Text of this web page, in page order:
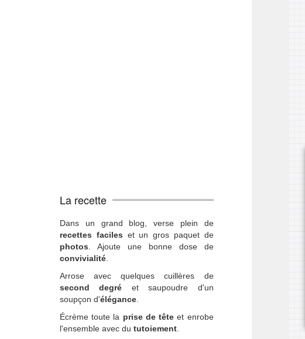
La recette
Dans un grand blog, verse plein de
recettes faciles et un gros paquet de
photos . Ajoute une bonne dose de
convivialité
Arrose avec quelques cuillères de
second degré et saupoudre d'un
soupçon d'élégance
Écrème toute la prise de tête et enrobe
l'ensemble avec du tutoiement